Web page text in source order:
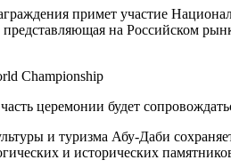
примет участие
на Российском
Championship
церемонии будет
и туризма Абу-Даби
и исторических